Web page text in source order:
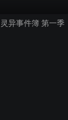
异事件簿 第一季